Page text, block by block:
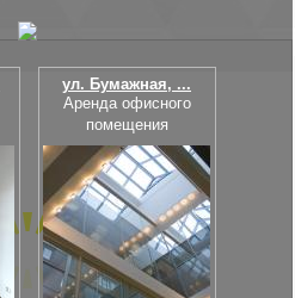
ул. Бумажная, ...
Аренда офисного
помещения